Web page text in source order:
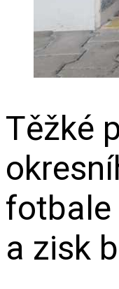
Těžké
a zisk